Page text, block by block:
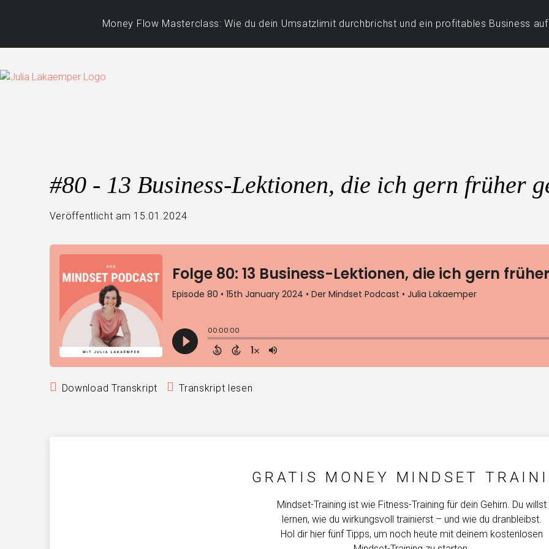
Money Flow Masterclass: Wie du dein Umsatzlimit durchbrichst und ein profitables Business
#80 - 13 Business-Lektionen, die ich gern früher
Veröffentlicht am 15.01.2024
Download Transkript Transkript lesen
GRATIS MONEY MINDSET
Mindset-Training ist wie Fitness-Training für dein Gehirn. Du willst
lernen, wie du wirkungsvoll trainierst – und wie du dranbleibst.
Hol dir hier fünf Tipps, um noch heute mit deinem kostenlosen